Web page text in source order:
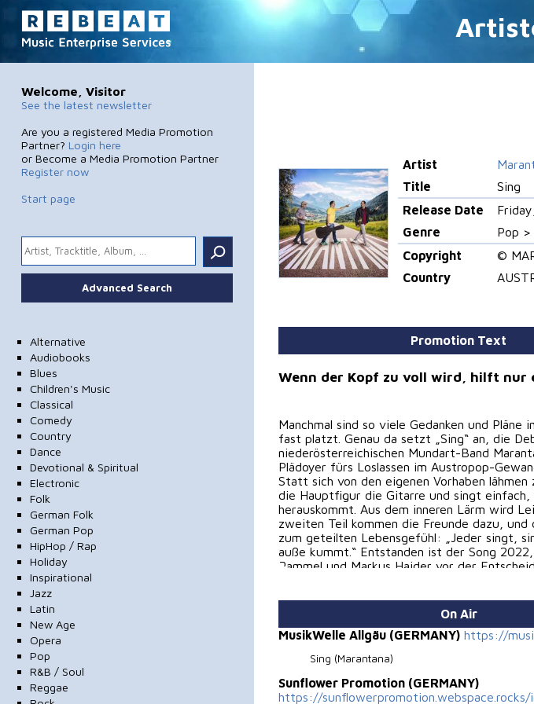
Welcome, Visitor
See the latest newsletter
Are you a registered Media Promotion
Partner? Login here
or Become a Media Promotion Partner
Register now
Start page
.
Advanced Search
Alternative
Audiobooks
Blues
Children's Music
Classical
Comedy
Country
Dance
Devotional & Spiritual
Electronic
Folk
German Folk
German Pop
HipHop / Rap
Holiday
Inspirational
Jazz
Latin
New Age
Opera
Pop
R&B / Soul
Reggae
Artist
Title
Sing
Release Date
Genre
Pop >
Copyright
©
Country
Promotion Text
Wenn der Kopf zu voll wird, hilft nur
Manchmal sind so viele Gedanken und Pläne
fast platzt. Genau da setzt „Sing“ an, die
niederösterreichischen Mundart-Band
Plädoyer fürs Loslassen im Austropop-
Statt sich von den eigenen Vorhaben lähmen
die Hauptfigur die Gitarre und singt einfach,
herauskommt. Aus dem inneren Lärm wird
zweiten Teil kommen die Freunde dazu, und
zum geteilten Lebensgefühl: „Jeder singt,
auße kummt.“ Entstanden ist der Song
Rammel und Markus Haider vor der
Der Klang hat Lagerfeuerseele, zielt aber auf
Eine sommerlich frische Akustikgitarre gibt
Dance-along-Charme, ein mittleres Tempo
Refrain ist zum sofortigen Mitsingen gebaut.
Marantana macht seit 2020 handgemachte
Österreich, ausschließlich eigene Lieder in
On Air
MusikWelle Allgäu (GERMANY) https://
Sing (Marantana)
Sunflower Promotion (GERMANY)
https://sunflowerpromotion.webspace.rocks/